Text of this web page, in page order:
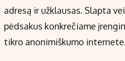
adresą ir užklausas. Slapta
pėdsakus konkrečiame
tikro anonimiškumo internete.